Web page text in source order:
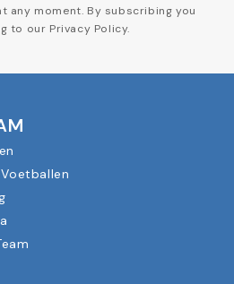
any moment. By subscribing you
to our Privacy Policy.